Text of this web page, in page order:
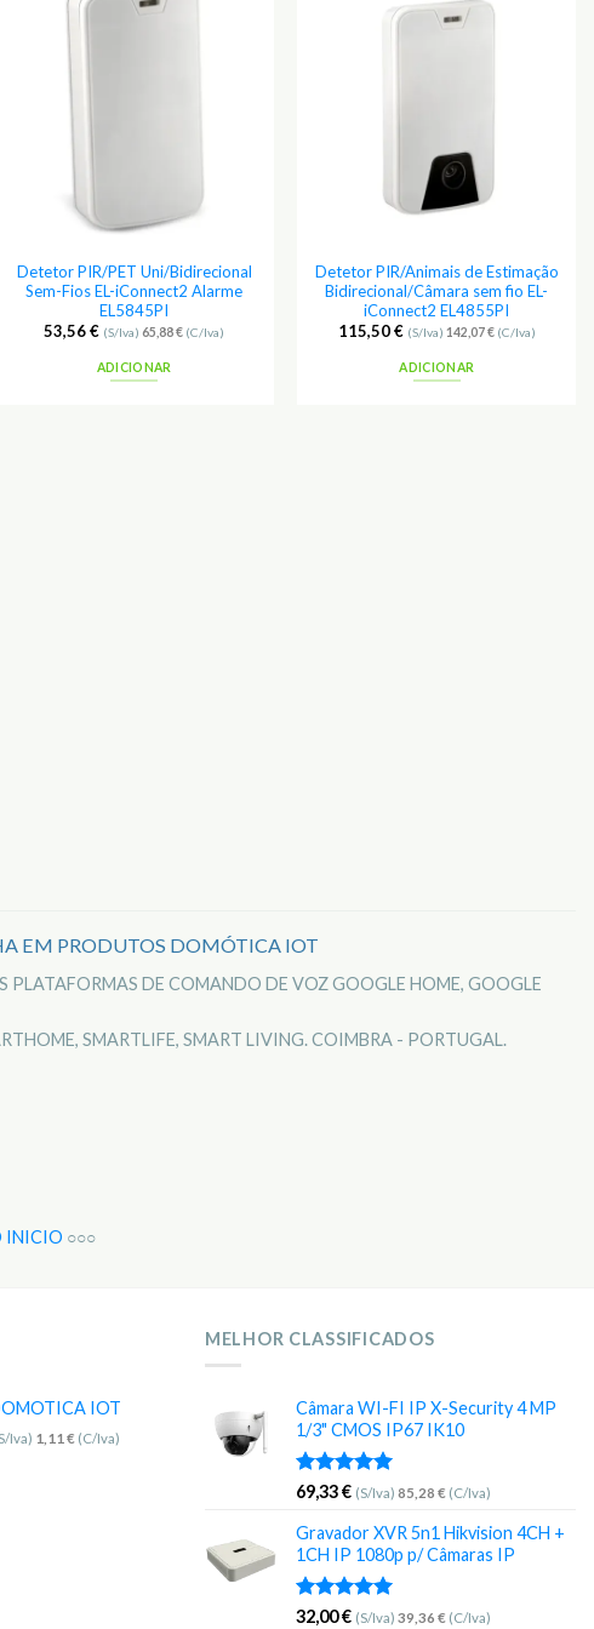
Detetor PIR/PET Uni/Bidirecional
Sem-Fios EL-iConnect2 Alarme
EL5845PI
53,56€ (S/Iva)65,88€ (C/Iva)
ADICIONAR
Detetor PIR/Animais de Estimação
Bidirecional/Câmara sem fio EL-
iConnect2 EL4855PI
115,50€ (S/Iva) 142,07€(C/Iva)
ADICIONAR
EM PRODUTOS DOMÓTICA IOT
DE COMANDO DE VOZ GOOGLE HOME, GOOGLE
SMARTLIFE, SMART LIVING. COIMBRA - PORTUGAL.
INICIO ○○○
IOT
Iva) 1,11€ (C/Iva)
MELHOR CLASSIFICADOS
Câmara WI-FI IP X-Security 4 MP
1/3" CMOS IP67 IK10
Avaliação
69,33€ (S/Iva) 85,28 € (C/Iva)
Gravador XVR 5n1 Hikvision 4CH +
1CH IP 1080p p/ Câmaras IP
Avaliação
32,00€ (S/Iva) 39,36 € (C/Iva)